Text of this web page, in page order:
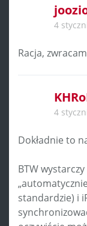
4
Racja,
4
Dokładnie to
BTW
standardzie) i